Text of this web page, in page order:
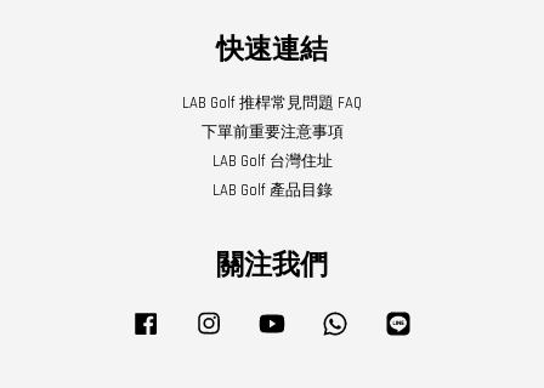
快速連結
LAB Golf 推桿常見問題 FAQ
下單前重要注意事項
LAB Golf 台灣住址
LAB Golf 產品目錄
關注我們
Facebook Instagram YouTube Whatsapp